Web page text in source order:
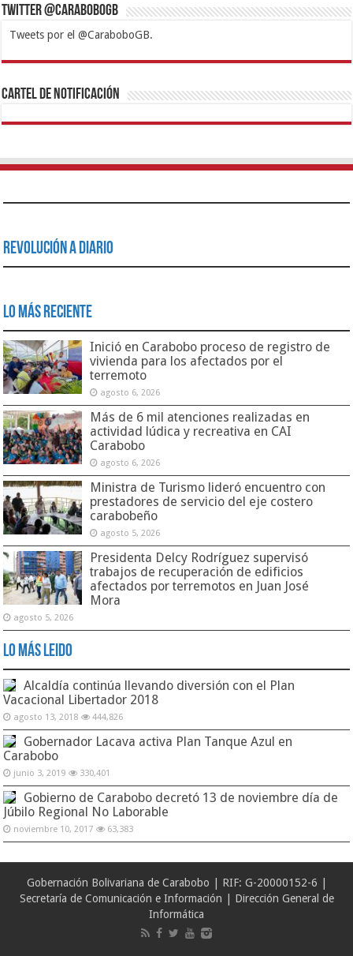
Twitter @CaraboboGB
Tweets por el @CaraboboGB.
1xbetBetturkeyBetistKralbetSupertotobetTipobetMatadorbetMariobet
https://mvbcasino.com/
Cartel de Notificación
Revolución a Diario
Lo Más Reciente
Inició en Carabobo proceso de registro de
vivienda para los afectados por el
terremoto
agosto 6, 2026
Más de 6 mil atenciones realizadas en
actividad lúdica y recreativa en CAI
Carabobo
agosto 6, 2026
Ministra de Turismo lideró encuentro con
prestadores de servicio del eje costero
carabobeño
agosto 5, 2026
Presidenta Delcy Rodríguez supervisó
trabajos de recuperación de edificios
afectados por terremotos en Juan José
Mora
agosto 5, 2026
Lo Más Leido
Alcaldía continúa llevando diversión con el Plan
Vacacional Libertador 2018
agosto 13, 2018 444,826
Gobernador Lacava activa Plan Tanque Azul en
Carabobo
junio 3, 2019 330,401
Gobierno de Carabobo decretó 13 de noviembre día de
Júbilo Regional No Laborable
noviembre 10, 2017 63,383
Gobernación Bolivariana de Carabobo | RIF: G-20000152-6 |
Secretaría de Comunicación e Información | Dirección General de
Informática